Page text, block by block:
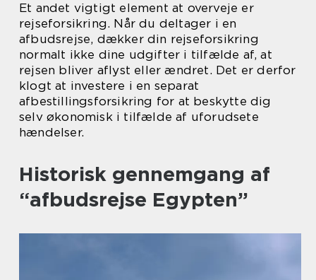
Et andet vigtigt element at overveje er
rejseforsikring. Når du deltager i en
afbudsrejse, dækker din rejseforsikring
normalt ikke dine udgifter i tilfælde af, at
rejsen bliver aflyst eller ændret. Det er derfor
klogt at investere i en separat
afbestillingsforsikring for at beskytte dig
selv økonomisk i tilfælde af uforudsete
hændelser.
Historisk gennemgang af
“afbudsrejse Egypten”